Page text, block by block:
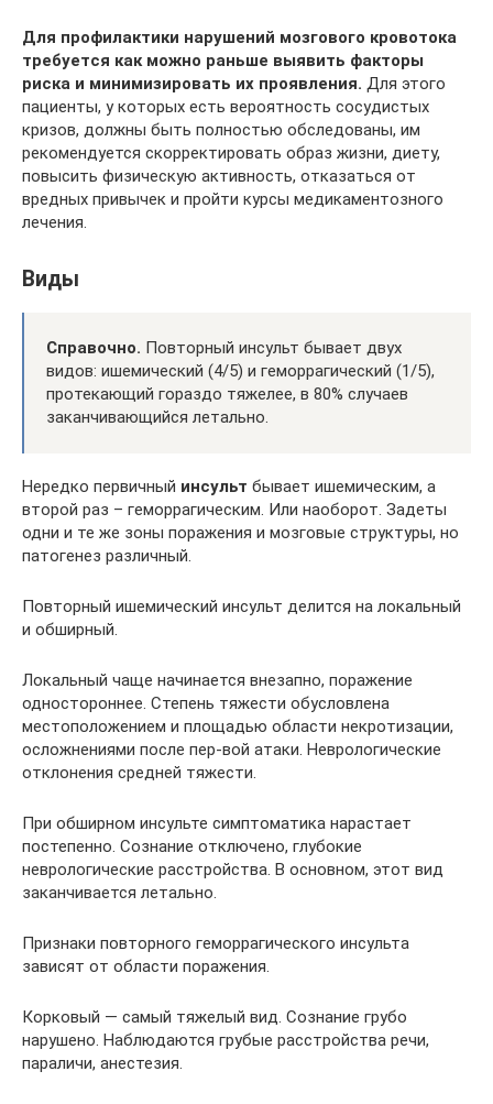
Для профилактики нарушений мозгового кровотока
требуется как можно раньше выявить факторы
риска и минимизировать их проявления. Для этого
пациенты, у которых есть вероятность сосудистых
кризов, должны быть полностью обследованы, им
рекомендуется скорректировать образ жизни, диету,
повысить физическую активность, отказаться от
вредных привычек и пройти курсы медикаментозного
лечения.
Виды
Справочно. Повторный инсульт бывает двух
видов: ишемический (4/5) и геморрагический (1/5),
протекающий гораздо тяжелее, в 80% случаев
заканчивающийся летально.
Нередко первичный инсульт бывает ишемическим, а
второй раз – геморрагическим. Или наоборот. Задеты
одни и те же зоны поражения и мозговые структуры, но
патогенез различный.
Повторный ишемический инсульт делится на локальный
и обширный.
Локальный чаще начинается внезапно, поражение
одностороннее. Степень тяжести обусловлена
местоположением и площадью области некротизации,
осложнениями после пер-вой атаки. Неврологические
отклонения средней тяжести.
При обширном инсульте симптоматика нарастает
постепенно. Сознание отключено, глубокие
неврологические расстройства. В основном, этот вид
заканчивается летально.
Признаки повторного геморрагического инсульта
зависят от области поражения.
Корковый — самый тяжелый вид. Сознание грубо
нарушено. Наблюдаются грубые расстройства речи,
параличи, анестезия.